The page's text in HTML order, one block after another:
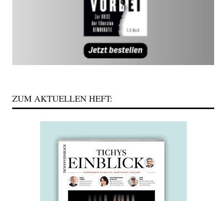
ZUM AKTUELLEN HEFT: